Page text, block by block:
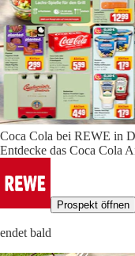
Coca Cola bei REWE in
Entdecke das Coca Cola
Prospekt öffnen
endet bald